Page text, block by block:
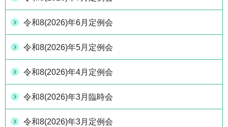
令和8(2026)年6月定例会
令和8(2026)年5月定例会
令和8(2026)年4月定例会
令和8(2026)年3月臨時会
令和8(2026)年3月定例会